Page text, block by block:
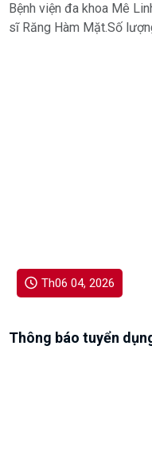
Bệnh viện đa khoa Mê
sĩ Răng Hàm Mặt.Số
Th06 04, 2026
Thông báo tuyển